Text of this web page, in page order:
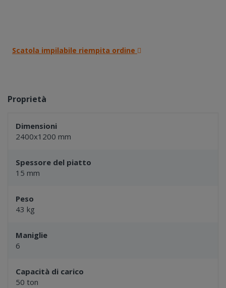
Scatola impilabile riempita ordine
Proprietà
Dimensioni
2400x1200 mm
Spessore del piatto
15 mm
Peso
43 kg
Maniglie
6
Capacità di carico
50 ton